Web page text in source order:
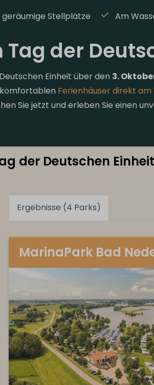
Stellplätze Am
der
Einheit über den 3.
komfortablen Ferienhäuser direkt am
Sie jetzt und erleben Sie einen
der Deutschen
Ergebnisse (4 Parks)
MarinaPark Bad